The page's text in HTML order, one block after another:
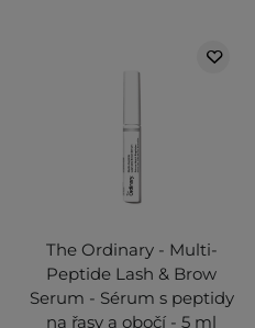
The Ordinary - Multi-
Peptide Lash & Brow
Serum - Sérum s peptidy
na řasy a obočí - 5 ml